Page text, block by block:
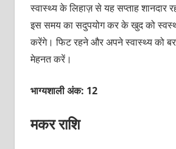
स्‍वास्‍थ्‍य के लिहाज़ से यह सप्‍ताह शानदार
इस समय का सदुपयोग कर के खुद को
करेंगे। फिट रहने और अपने स्‍वास्‍थ्‍य को
मेहनत करें।
भाग्यशाली अंक: 12
मकर राशि